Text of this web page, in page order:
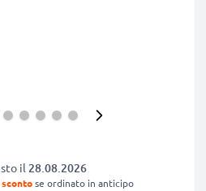
il 28.08.2026
se ordinato in anticipo